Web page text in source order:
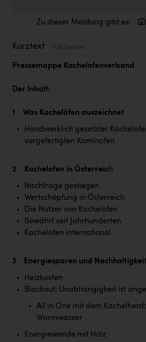
ERLUS AG
everfield
Firmenradl
IFE Austria GmbH
INTERSPORT Austria
Jesolo
Jane Goodall Institute Austria
Kärcher
KEBA
KIWI Kinderwunsch Institut Dr. Loimer
Kleider Bauer
Kremsmüller Anlagenbau GmbH
Zu dieser Meldung gibt es:
Kurztext 1125 Zeichen
Pressemappe Kachelofenverband
Der Inhalt:
1 Was Kachelöfen auszeichnet
Handwerklich gesetzter
vorgefertigten Kaminofen
2 Kachelofen in Österreich
Nachfrage gestiegen
Wertschöpfung in Österreich
Die Nutzer von Kachelöfen
Bewährt seit Jahrhunderten
Kachelofen international
3 Energiesparen und Nachhaltigkeit
Heizkosten
Blackout: Unabhängigkeit ist
All in One mit dem
Warmwasser
Energiewende mit Holz